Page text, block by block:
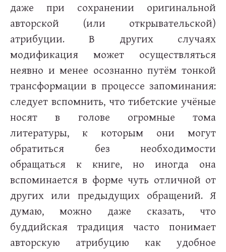
даже при сохранении оригинальной
авторской (или открывательской)
атрибуции. В других случаях
модификация может осуществляться
неявно и менее осознанно путём тонкой
трансформации в процессе запоминания:
следует вспомнить, что тибетские учёные
носят в голове огромные тома
литературы, к которым они могут
обратиться без необходимости
обращаться к книге, но иногда она
вспоминается в форме чуть отличной от
других или предыдущих обращений. Я
думаю, можно даже сказать, что
буддийская традиция часто понимает
авторскую атрибуцию как удобное